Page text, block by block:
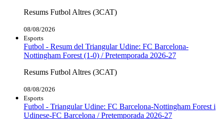
Resums Futbol Altres (3CAT)
08/08/2026
Esports
Futbol - Resum del Triangular Udine: FC Barcelona-
Nottingham Forest (1-0) / Pretemporada 2026-27
Resums Futbol Altres (3CAT)
08/08/2026
Esports
Futbol - Triangular Udine: FC Barcelona-Nottingham Forest i
Udinese-FC Barcelona / Pretemporada 2026-27